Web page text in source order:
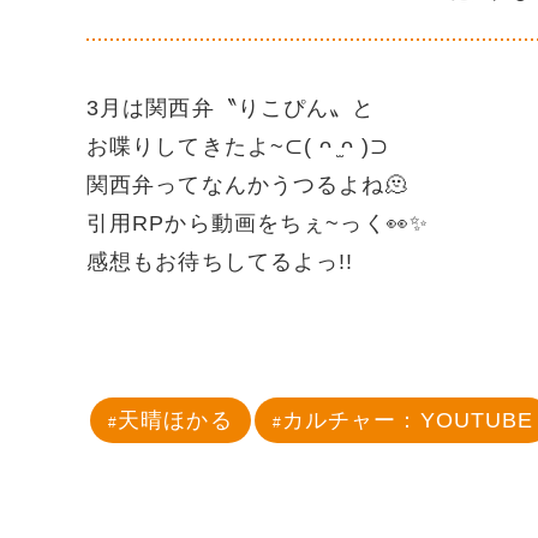
3月は関西弁〝りこぴん〟と
お喋りしてきたよ~⊂( ᴖ ̫ᴖ )⊃
関西弁ってなんかうつるよね🫠
引用RPから動画をちぇ~っく👀✨
感想もお待ちしてるよっ!!
天晴ほかる カルチャー：YOUTUBE